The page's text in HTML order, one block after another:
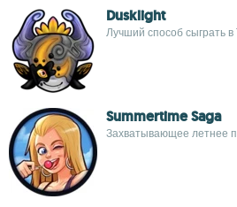
Dusklight
Лучший способ сыграть
Summertime Saga
Захватывающее летнее